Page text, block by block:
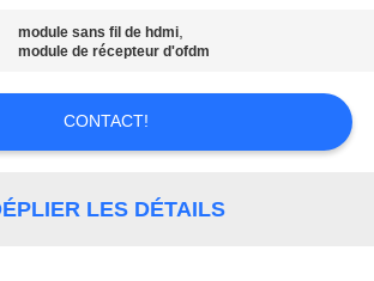
module sans fil de hdmi,
module de récepteur d'ofdm
CONTACT!
LES DÉTAILS